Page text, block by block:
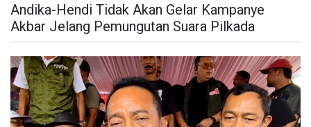
Andika-Hendi Tidak Akan Gelar Kampanye
Akbar Jelang Pemungutan Suara Pilkada